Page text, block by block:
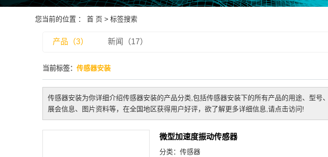
您当前的位置 ： 首 页 > 标签搜索
产品（3） 新闻（17）
当前标签： 传感器安装
传感器安装为你详细介绍传感器安装的产品分类,包括传感器安装下的所有产品的用途、型号
展会信息、图片资料等，在全国地区获得用户好评，欲了解更多详细信息,请点击访问!
微型加速度振动传感器
分类： 传感器